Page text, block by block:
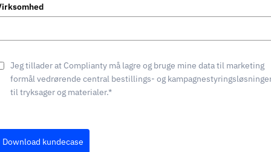
Jeg tillader at Complianty må lagre og bruge mine data til marketing
formål vedrørende central bestillings- og
til tryksager og materialer.*
Download kundecase